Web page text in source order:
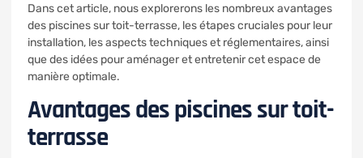
Dans cet article, nous explorerons les nombreux avantages
des piscines sur toit-terrasse, les étapes cruciales pour leur
installation, les aspects techniques et réglementaires, ainsi
que des idées pour aménager et entretenir cet espace de
manière optimale.
Avantages des piscines sur toit-
terrasse